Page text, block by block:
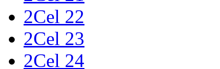
2Cel 22
2Cel 23
2Cel 24